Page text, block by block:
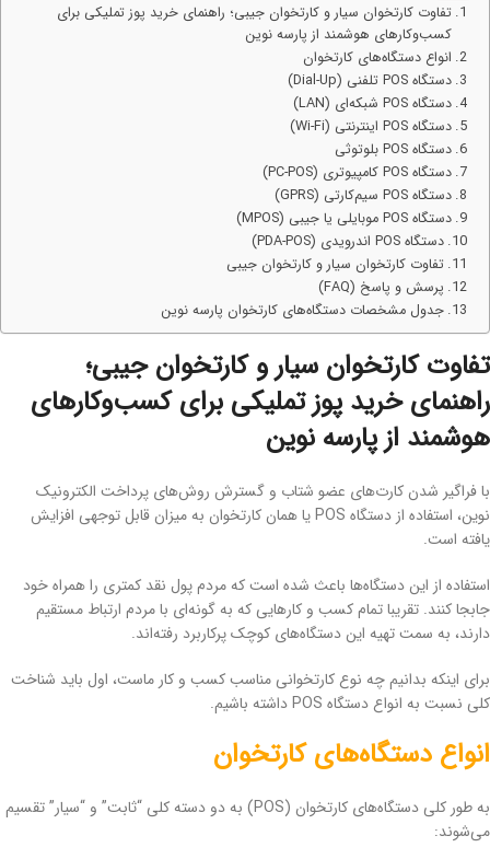
تفاوت کارتخوان سیار و کارتخوان جیبی؛ راهنمای خرید پوز تملیکی برای
کسب‌وکارهای هوشمند از پارسه نوین
انواع دستگاه‌های کارتخوان
دستگاه POS تلفنی (Dial-Up)
دستگاه POS شبکه‌ای (LAN)
دستگاه POS اینترنتی (Wi-Fi)
دستگاه POS بلوتوثی
دستگاه POS کامپیوتری (PC-POS)
دستگاه POS سیم‌کارتی (GPRS)
دستگاه POS موبایلی یا جیبی (MPOS)
دستگاه POS اندرویدی (PDA-POS)
تفاوت کارتخوان سیار و کارتخوان جیبی
پرسش و پاسخ (FAQ)
جدول مشخصات دستگاه‌های کارتخوان پارسه نوین
تفاوت کارتخوان سیار و کارتخوان جیبی؛
راهنمای خرید پوز تملیکی برای کسب‌وکارهای
هوشمند از پارسه نوین
با فراگیر شدن کارت‌های عضو شتاب و گسترش روش‌های پرداخت الکترونیک
نوین، استفاده از دستگاه POS یا همان کارتخوان به میزان قابل توجهی افزایش
یافته است.
استفاده از این دستگاه‌ها باعث شده است که مردم پول نقد کمتری را همراه خود
جابجا کنند. تقریبا تمام کسب و کارهایی که به گونه‌ای با مردم ارتباط مستقیم
دارند، به سمت تهیه این دستگاه‌های کوچک پرکاربرد رفته‌اند.
برای اینکه بدانیم چه نوع کارتخوانی مناسب کسب و کار ماست، اول باید شناخت
کلی نسبت به انواع دستگاه POS داشته باشیم.
انواع دستگاه‌های کارتخوان
به طور کلی دستگاه‌های کارتخوان (POS) به دو دسته کلی “ثابت” و “سیار” تقسیم
می‌شوند: